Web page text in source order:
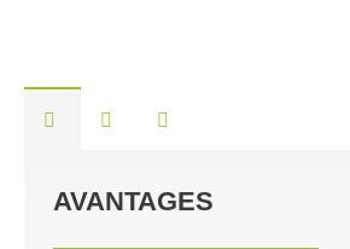
AVANTAGES